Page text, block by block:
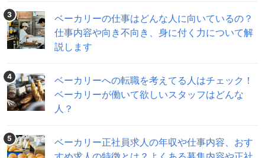
3
ベーカリーの仕事はどんな人に向いているの？
仕事内容や向き不向き、身に付く力について解
説します
4
ベーカリーへの転職を考えてる人はチェック！
ベーカリーが働いて欲しいスタッフはどんな
人？
5
ベーカリー正社員求人の年収や仕事内容、おす